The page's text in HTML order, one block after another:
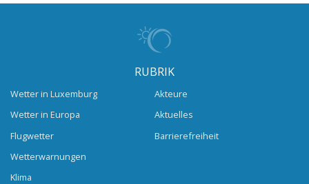
RUBRIK
Wetter in Luxemburg
Wetter in Europa
Flugwetter
Wetterwarnungen
Klima
Akteure
Aktuelles
Barrierefreiheit